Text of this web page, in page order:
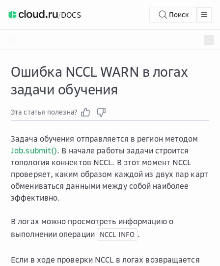
/DOCS Поиск
Ошибка NCCL WARN в логах
задачи обучения
Эта статья полезна?
Задача обучения отправляется в регион методом
Job.submit(). В начале работы задачи строится
топология коннектов NCCL. В этот момент NCCL
проверяет, каким образом каждой из двух пар карт
обмениваться данными между собой наиболее
эффективно.
В логах можно просмотреть информацию о
выполнении операции
NCCL INFO .
Если в ходе проверки NCCL в логах возвращается